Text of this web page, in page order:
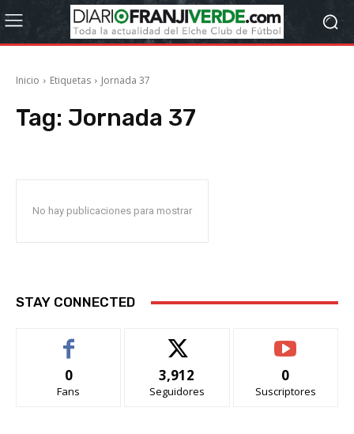
Inicio Etiquetas Jornada 37
Tag: Jornada 37
No hay publicaciones para mostrar
STAY CONNECTED
0
Fans
3,912
Seguidores
0
Suscriptores